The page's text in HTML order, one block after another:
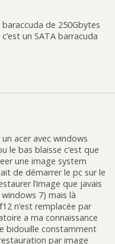
baraccuda de 250Gbytes
un SATA barracuda
acer avec windows
le bas blaisse c’est que
une image system
de démarrer le pc sur le
l’image que javais
7) mais là
n’est remplacée par
a ma connaissance
bidouille constamment
par image